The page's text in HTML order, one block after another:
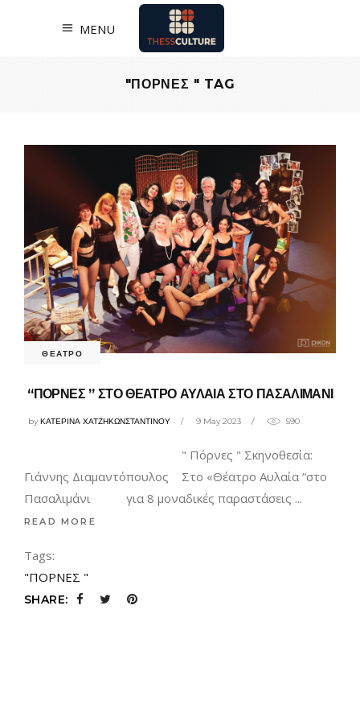
MENU
"ΠΟΡΝΕΣ " TAG
ΘΕΑΤΡΟ
“ΠΟΡΝΕΣ ” ΣΤΟ ΘΕΑΤΡΟ ΑΥΛΑΙΑ ΣΤΟ ΠΑΣΑΛΙΜΑΝΙ
byΚΑΤΕΡΙΝΑ ΧΑΤΖΗΚΩΝΣΤΑΝΤΙΝΟΥ 9 May 2023 590
" Πόρνες " Σκηνοθεσία:
Γιάννης Διαμαντόπουλος Στο «Θέατρο Αυλαία “στο
Πασαλιμάνι για 8 μοναδικές παραστάσεις
READ MORE
Tags:
"ΠΟΡΝΕΣ "
SHARE: